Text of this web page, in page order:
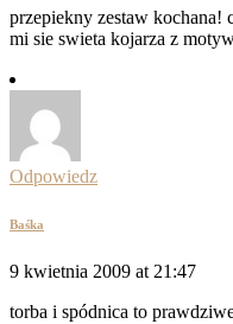
przepiekny zestaw kochana!
mi sie swieta kojarza z
Odpowiedz
Baśka
9 kwietnia 2009 at 21:47
torba i spódnica to